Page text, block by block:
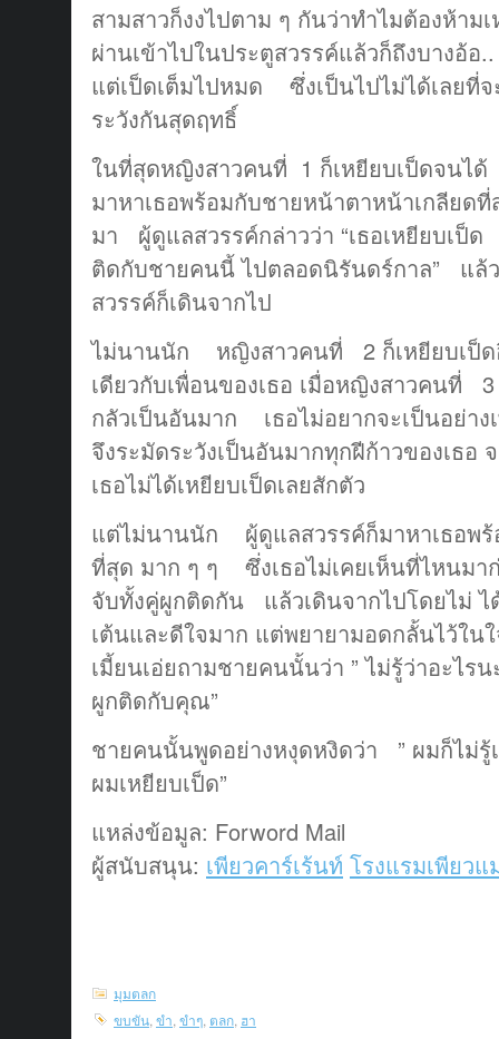
สามสาวก็งงไปตาม ๆ กันว่าทำไมต้องห้าม
ผ่านเข้าไปในประตูสวรรค์แล้วก็ถึงบางอ้อ
แต่เป็ดเต็มไปหมด ซึ่งเป็นไปไม่ได้เลยที่
ระวังกันสุดฤทธิ์
ในที่สุดหญิงสาวคนที่ 1 ก็เหยียบเป็ดจนไ
มาหาเธอพร้อมกับชายหน้าตาหน้าเกลียดที่
มา ผู้ดูแลสวรรค์กล่าวว่า “เธอเหยียบเป็
ติดกับชายคนนี้ ไปตลอดนิรันดร์กาล” แล้
สวรรค์ก็เดินจากไป
ไม่นานนัก หญิงสาวคนที่ 2 ก็เหยียบเป็
เดียวกับเพื่อนของเธอ เมื่อหญิงสาวคนที่
กลัวเป็นอันมาก เธอไม่อยากจะเป็นอย่
จึงระมัดระวังเป็นอันมากทุกฝีก้าวของเธ
เธอไม่ได้เหยียบเป็ดเลยสักตัว
แต่ไม่นานนัก ผู้ดูแลสวรรค์ก็มาหาเธอพ
ที่สุด มาก ๆ ๆ ซึ่งเธอไม่เคยเห็นที่ไหนม
จับทั้งคู่ผูกติดกัน แล้วเดินจากไปโดยไม่
เต้นและดีใจมาก แต่พยายามอดกลั้นไว้ใ
เมี้ยนเอ่ยถามชายคนนั้นว่า ” ไม่รู้ว่าอะไ
ผูกติดกับคุณ”
ชายคนนั้นพูดอย่างหงุดหงิดว่า ” ผมก็ไม่รู้
ผมเหยียบเป็ด”
แหล่งข้อมูล: Forword Mail
ผู้สนับสนุน: เพียวคาร์เร้นท์ โรงแรมเพียว
มุมตลก
ขบขัน ขำ ขำๆ ตลก ฮา